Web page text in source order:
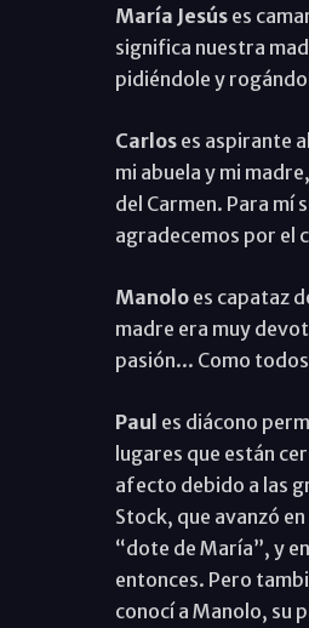
María Jesúses
significa nuestra
pidiéndole y
Carlos es aspirante
mi abuela y mi
del Carmen. Para mí
agradecemos por el
Manoloes capataz
madre era muy
pasión... Como
Paul es diácono
lugares que están
afecto debido a las
Stock, que avanzó
“dote de María”, y
entonces. Pero
conocí a Manolo, su